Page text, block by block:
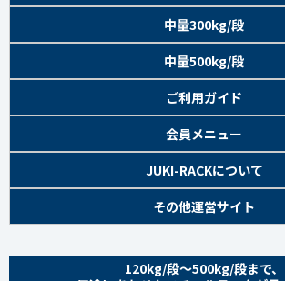
EK120kg/段アングルボルト 特長
EK120kg/段アングルセミボルト 特長
新セミボルト 特長
組み立て方
オプション部材
追加棚板セット
軽中量150kg/段 商品一覧
部材仕様図
金網 ※準備中
スチールパネル ※準備中
EK200kg/段 商品一覧
部材仕様図
中量300kg/段
アイボリー・グリーン
EK300kg/段 商品一覧
部材仕様図
中量500kg/段
アイボリー・グリーン
EK500kg/段 商品一覧
部材仕様図
ご利用ガイド
検索システムの使い方
ご利用ガイド
各種書類発行
会員メニュー
お気に入り一覧
マイページ
JUKI-RACKについて
サイトマップ
お問い合わせ
その他運営サイト
120kg/段～500kg/段まで、